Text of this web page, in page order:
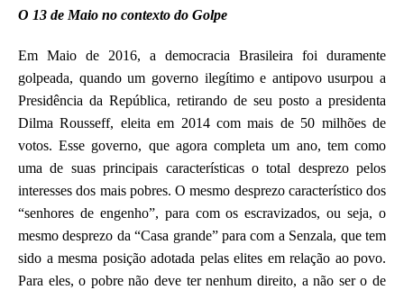
O 13 de Maio no contexto do Golpe
Em Maio de 2016, a democracia Brasileira foi duramente
golpeada, quando um governo ilegítimo e antipovo usurpou a
Presidência da República, retirando de seu posto a presidenta
Dilma Rousseff, eleita em 2014 com mais de 50 milhões de
votos. Esse governo, que agora completa um ano, tem como
uma de suas principais características o total desprezo pelos
interesses dos mais pobres. O mesmo desprezo característico dos
“senhores de engenho”, para com os escravizados, ou seja, o
mesmo desprezo da “Casa grande” para com a Senzala, que tem
sido a mesma posição adotada pelas elites em relação ao povo.
Para eles, o pobre não deve ter nenhum direito, a não ser o de